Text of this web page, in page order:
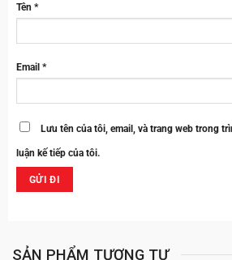
Tên *
Email *
Lưu tên của tôi, email, và trang web trong
luận kế tiếp của tôi.
SẢN PHẨM TƯƠNG TỰ